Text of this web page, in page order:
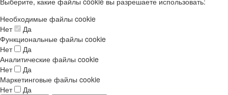
Необходимые файлы cookie
Нет
Да
Функциональные файлы cookie
Нет
Да
Аналитические файлы cookie
Нет
Да
Маркетинговые файлы cookie
Нет
Да